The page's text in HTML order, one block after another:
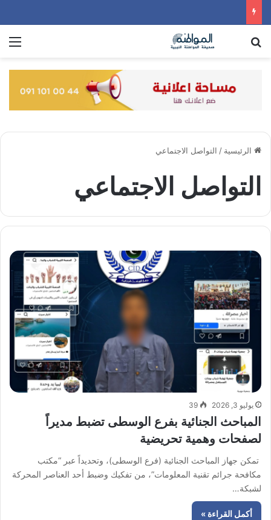
الرئيسية / التواصل الاجتماعي
التواصل الاجتماعي
يوليو 3, 2026 39
المباحث الجنائية بفرع الوسطى تضبط مديراً
لصفحات وهمية تحريضية
تمكن جهاز المباحث الجنائية (فرع الوسطى)، وتحديداً عبر “مكتب
مكافحة جرائم تقنية المعلومات”، من تفكيك وضبط أحد العناصر المحركة
لشبكة…
أكمل القراءة »